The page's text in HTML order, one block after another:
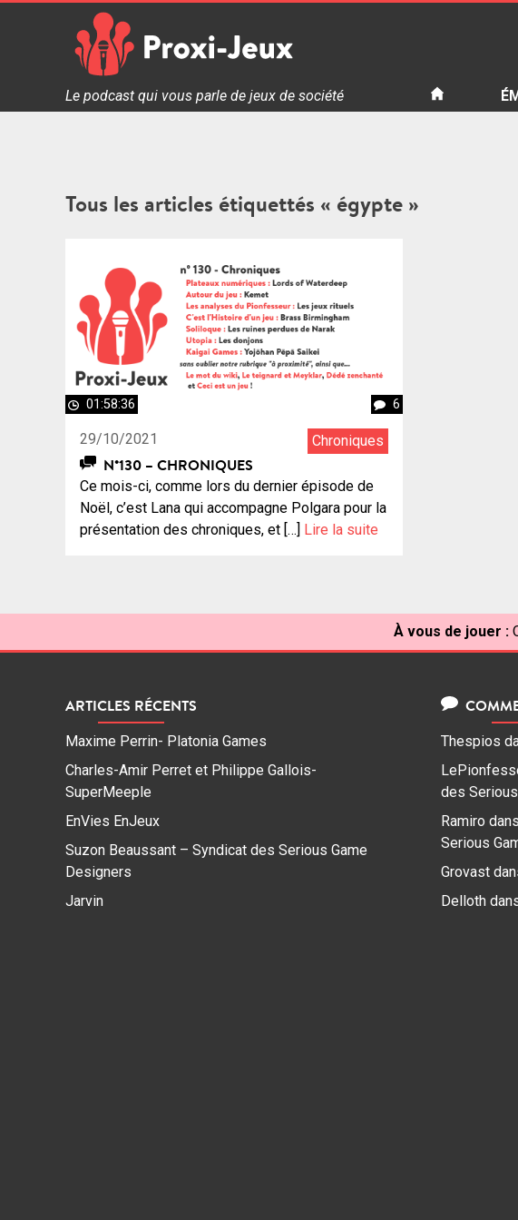
Proxi Jeux - Le podcast qui vous parle de jeux de société
Le podcast qui vous parle de jeux de société
Tous les articles étiquettés « égypte »
01:58:36 6
29/10/2021 Chroniques
N°130 – CHRONIQUES
Ce mois-ci, comme lors du dernier épisode de
Noël, c’est Lana qui accompagne Polgara pour la
présentation des chroniques, et […]
Lire la suite
À vous de jouer :
ARTICLES RÉCENTS
Maxime Perrin- Platonia Games
Charles-Amir Perret et Philippe Gallois-
SuperMeeple
EnVies EnJeux
Suzon Beaussant – Syndicat des Serious Game
Designers
Jarvin
Thespios
des
Ramiro dans
Serious
Grovast
Delloth